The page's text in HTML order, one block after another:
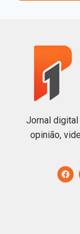
Jornal digital
opinião,